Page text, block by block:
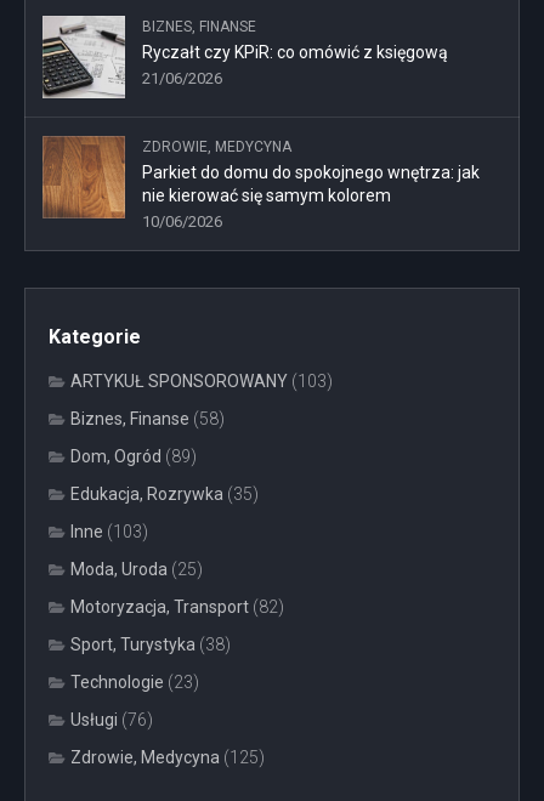
BIZNES, FINANSE
Ryczałt czy KPiR: co omówić z księgową
21/06/2026
ZDROWIE, MEDYCYNA
Parkiet do domu do spokojnego wnętrza: jak
nie kierować się samym kolorem
10/06/2026
Kategorie
ARTYKUŁ SPONSOROWANY (103)
Biznes, Finanse (58)
Dom, Ogród (89)
Edukacja, Rozrywka (35)
Inne (103)
Moda, Uroda (25)
Motoryzacja, Transport (82)
Sport, Turystyka (38)
Technologie (23)
Usługi (76)
Zdrowie, Medycyna (125)